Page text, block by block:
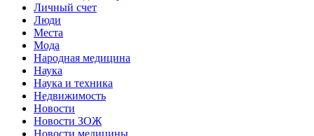
Личный счет
Люди
Места
Мода
Народная медицина
Наука
Наука и техника
Недвижимость
Новости
Новости ЗОЖ
Новости медицины